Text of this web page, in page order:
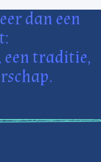
dan een
een traditie,